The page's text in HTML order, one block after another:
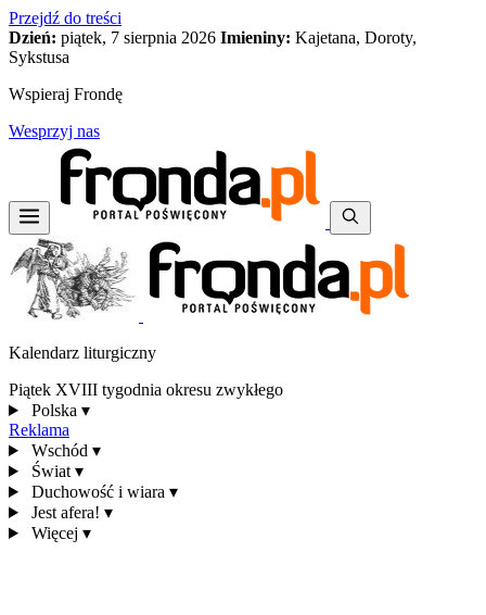
Przejdź do treści
Dzień: piątek, 7 sierpnia 2026 Imieniny: Kajetana, Doroty,
Sykstusa
Wspieraj Frondę
Wesprzyj nas
Kalendarz liturgiczny
Piątek XVIII tygodnia okresu zwykłego
Polska ▾
Reklama
Wschód ▾
Świat ▾
Duchowość i wiara ▾
Jest afera! ▾
Więcej ▾